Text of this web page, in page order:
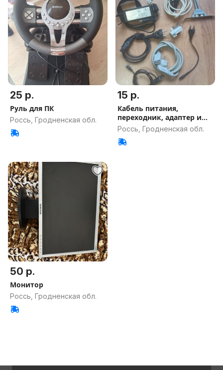
25 р.
Руль для ПК
Россь, Гродненская обл.
15 р.
Кабель питания,
переходник, адаптер и
другое.
Россь, Гродненская обл.
50 р.
Монитор
Россь, Гродненская обл.